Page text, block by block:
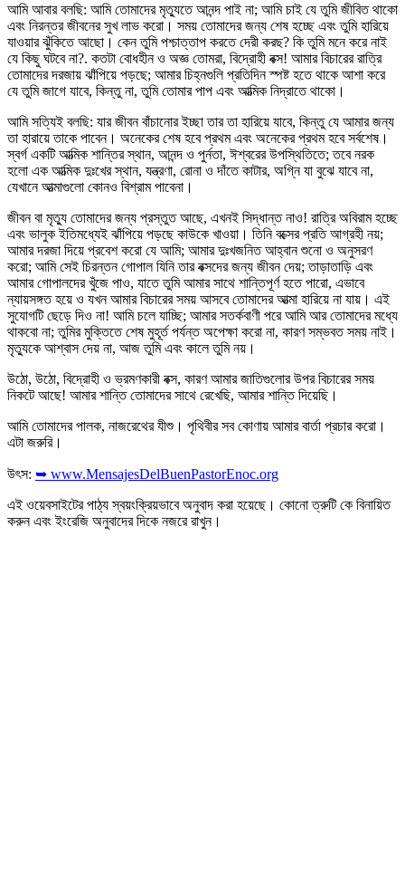
আমি আবার বলছি: আমি তোমাদের মৃত্যুতে আনন্দ পাই না; আমি চাই যে তুমি জীবিত থাকো
এবং নিরন্তর জীবনের সুখ লাভ করো। সময় তোমাদের জন্য শেষ হচ্ছে এবং তুমি হারিয়ে
যাওয়ার ঝুঁকিতে আছো। কেন তুমি পশ্চাত্তাপ করতে দেরী করছ? কি তুমি মনে করে নাই
যে কিছু ঘটবে না?. কতটা বোধহীন ও অজ্ঞ তোমরা, বিদ্রোহী বক্স! আমার বিচারের রাত্রি
তোমাদের দরজায় ঝাঁপিয়ে পড়ছে; আমার চিহ্নগুলি প্রতিদিন স্পষ্ট হতে থাকে আশা করে
যে তুমি জাগে যাবে, কিন্তু না, তুমি তোমার পাপ এবং আত্মিক নিদ্রাতে থাকো।
আমি সত্যিই বলছি: যার জীবন বাঁচানোর ইচ্ছা তার তা হারিয়ে যাবে, কিন্তু যে আমার জন্য
তা হারায়ে তাকে পাবেন। অনেকের শেষ হবে প্রথম এবং অনেকের প্রথম হবে সর্বশেষ।
স্বর্গ একটি আত্মিক শান্তির স্থান, আনন্দ ও পুর্নতা, ঈশ্বরের উপস্থিতিতে; তবে নরক
হলো এক আত্মিক দুঃখের স্থান, যন্ত্রণা, রোনা ও দাঁতে কাটার, অগ্নি যা বুঝে যাবে না,
যেখানে আত্মাগুলো কোনও বিশ্রাম পাবেনা।
জীবন বা মৃত্যু তোমাদের জন্য প্রস্তুত আছে, এখনই সিদ্ধান্ত নাও! রাত্রি অবিরাম হচ্ছে
এবং ভালুক ইতিমধ্যেই ঝাঁপিয়ে পড়ছে কাউকে খাওয়া। তিনি বক্সের প্রতি আগ্রহী নয়;
আমার দরজা দিয়ে প্রবেশ করো যে আমি; আমার দুঃখজনিত আহ্বান শুনো ও অনুসরণ
করো; আমি সেই চিরন্তন গোপাল যিনি তার বক্সদের জন্য জীবন দেয়; তাড়াতাড়ি এবং
আমার গোপালদের খুঁজে পাও, যাতে তুমি আমার সাথে শান্তিপূর্ণ হতে পারো, এভাবে
ন্যায়সঙ্গত হয়ে ও যখন আমার বিচারের সময় আসবে তোমাদের আত্মা হারিয়ে না যায়। এই
সুযোগটি ছেড়ে দিও না! আমি চলে যাচ্ছি; আমার সতর্কবাণী পরে আমি আর তোমাদের মধ্যে
থাকবো না; তুমির মুক্তিতে শেষ মুহূর্ত পর্যন্ত অপেক্ষা করো না, কারণ সম্ভবত সময় নাই।
মৃত্যুকে আশ্বাস দেয় না, আজ তুমি এবং কালে তুমি নয়।
উঠো, উঠো, বিদ্রোহী ও ভ্রমণকারী বক্স, কারণ আমার জাতিগুলোর উপর বিচারের সময়
নিকটে আছে! আমার শান্তি তোমাদের সাথে রেখেছি, আমার শান্তি দিয়েছি।
আমি তোমাদের পালক, নাজরেথের যীশু। পৃথিবীর সব কোণায় আমার বার্তা প্রচার করো।
এটা জরুরি।
উৎস: ➥ www.MensajesDelBuenPastorEnoc.org
এই ওয়েবসাইটের পাঠ্য স্বয়ংক্রিয়ভাবে অনুবাদ করা হয়েছে। কোনো ত্রুটি কে বিনায়িত
করুন এবং ইংরেজি অনুবাদের দিকে নজরে রাখুন।